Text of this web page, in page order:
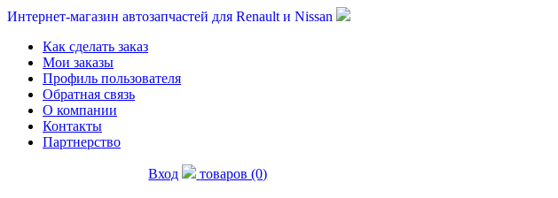
Интернет-магазин автозапчастей для Renault и Nissan
Как сделать заказ
Мои заказы
Профиль пользователя
Обратная связь
О компании
Контакты
Партнерство
Вход товаров (0)